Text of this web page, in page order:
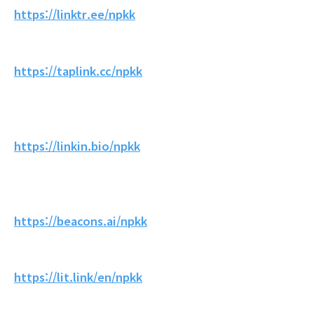
https://linktr.ee/npkk
https://taplink.cc/npkk
https://linkin.bio/npkk
https://beacons.ai/npkk
https://lit.link/en/npkk